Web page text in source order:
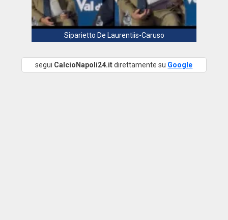
Siparietto De Laurentiis-Caruso
segui CalcioNapoli24.itdirettamente su Google